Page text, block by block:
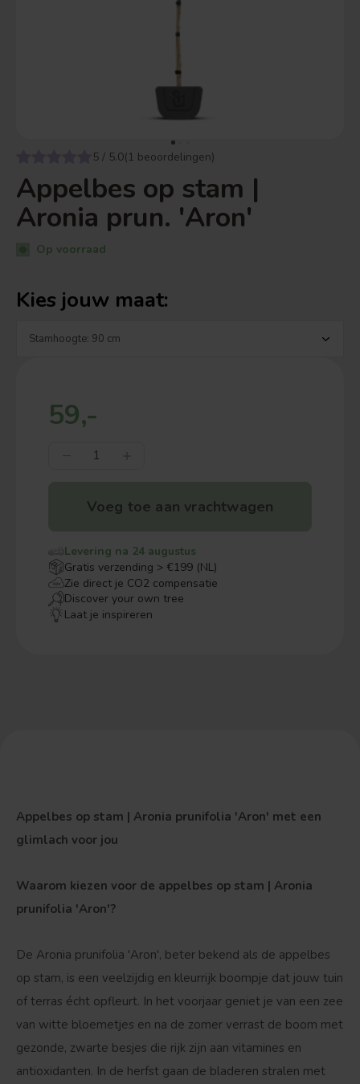
5 / 5.0(1 beoordelingen)
Appelbes op stam |
Aronia prun. 'Aron'
Op voorraad
Kies jouw maat:
59,-
Voeg toe aan vrachtwagen
Levering na 24 augustus
Gratis verzending > €199 (NL)
Zie direct je CO2 compensatie
Discover your own tree
Laat je inspireren
Appelbes op stam | Aronia prunifolia 'Aron' met een
glimlach voor jou
Waarom kiezen voor de appelbes op stam | Aronia
prunifolia 'Aron'?
De Aronia prunifolia 'Aron', beter bekend als de appelbes
op stam, is een veelzijdig en kleurrijk boompje dat jouw tuin
of terras écht opfleurt. In het voorjaar geniet je van een zee
van witte bloemetjes en na de zomer verrast de boom met
gezonde, zwarte besjes die rijk zijn aan vitamines en
antioxidanten. In de herfst gaan de bladeren stralen met